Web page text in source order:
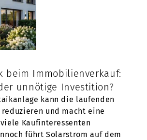
GmbH kontaktiert
oder per E-Mail) und dazu
Daten speichert.
habe ich dabei zur
beim Immobilienverkauf:
unnötige Investition?
kann die laufenden
reduzieren und macht eine
Kaufinteressenten
führt Solarstrom auf dem